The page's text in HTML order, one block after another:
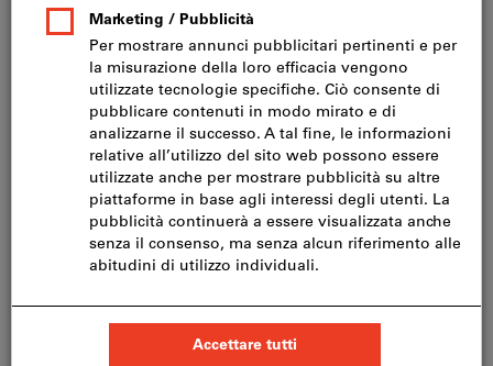
Metabo Smart Benefit
Acquistare, registrarsi e
approfittare
Scoprire l'offerta
Saldi